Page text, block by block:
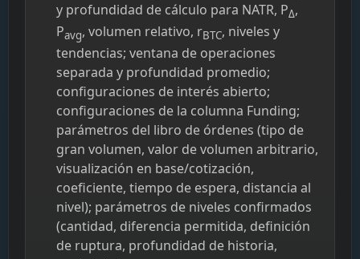
y profundidad de cálculo para NATR, PΔ,
Pavg, volumen relativo, rBTC, niveles y
tendencias; ventana de operaciones
separada y profundidad promedio;
configuraciones de interés abierto;
configuraciones de la columna Funding;
parámetros del libro de órdenes (tipo de
gran volumen, valor de volumen arbitrario,
visualización en base/cotización,
coeficiente, tiempo de espera, distancia al
nivel); parámetros de niveles confirmados
(cantidad, diferencia permitida, definición
de ruptura, profundidad de historia,